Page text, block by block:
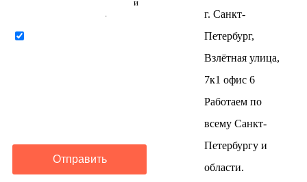
и
Отправить
г. Санкт-
Петербург,
Взлётная улица,
7к1 офис 6
Работаем по
всему Санкт-
Петербургу и
области.